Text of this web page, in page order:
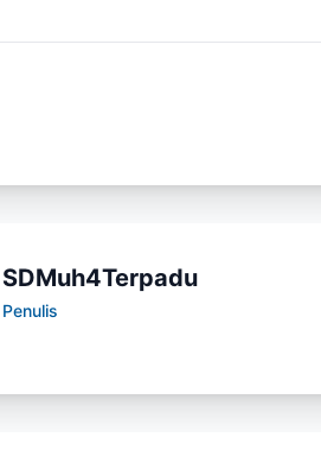
SDMuh4Terpadu
Penulis